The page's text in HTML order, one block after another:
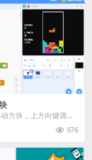
方块，上方向键调整
键加速下落，按空格
底部。 ...
976